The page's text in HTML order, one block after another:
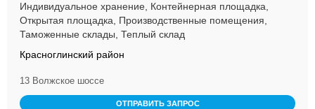
Индивидуальное хранение, Контейнерная площадка,
Открытая площадка, Производственные помещения,
Таможенные склады, Теплый склад
Красноглинский район
13 Волжское шоссе
ОТПРАВИТЬ ЗАПРОС